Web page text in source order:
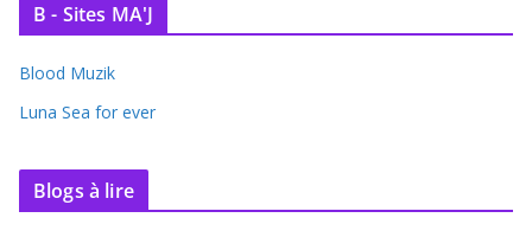
B - Sites MA'J
Blood Muzik
Luna Sea for ever
Blogs à lire